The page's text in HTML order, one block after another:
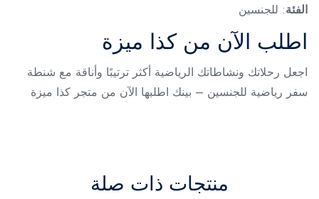
الفئة: للجنسين
اطلب الآن من كذا ميزة
اجعل رحلاتك ونشاطاتك الرياضية أكثر ترتيبًا وأناقة مع شنطة
سفر رياضية للجنسين – بينك اطلبها الآن من متجر كذا ميزة
منتجات ذات صلة